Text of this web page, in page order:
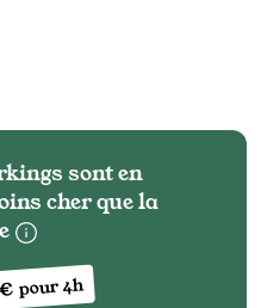
sont en
cher que la
pour 4h